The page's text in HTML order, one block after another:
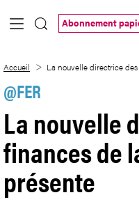
Saut au contenu principal
Abonnement
Accueil La nouvelle directrice
@FER
La nouvelle
finances de
présente